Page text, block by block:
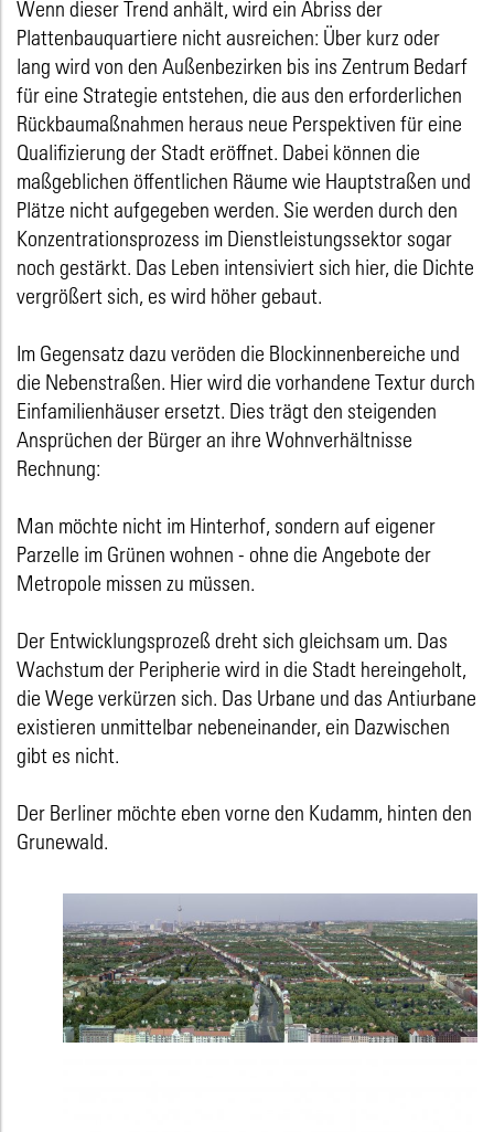
Wenn dieser Trend anhält, wird ein Abriss der
Plattenbauquartiere nicht ausreichen: Über kurz oder
lang wird von den Außenbezirken bis ins Zentrum Bedarf
für eine Strategie entstehen, die aus den erforderlichen
Rückbaumaßnahmen heraus neue Perspektiven für eine
Qualifizierung der Stadt eröffnet. Dabei können die
maßgeblichen öffentlichen Räume wie Hauptstraßen und
Plätze nicht aufgegeben werden. Sie werden durch den
Konzentrationsprozess im Dienstleistungssektor sogar
noch gestärkt. Das Leben intensiviert sich hier, die Dichte
vergrößert sich, es wird höher gebaut.
Im Gegensatz dazu veröden die Blockinnenbereiche und
die Nebenstraßen. Hier wird die vorhandene Textur durch
Einfamilienhäuser ersetzt. Dies trägt den steigenden
Ansprüchen der Bürger an ihre Wohnverhältnisse
Rechnung:
Man möchte nicht im Hinterhof, sondern auf eigener
Parzelle im Grünen wohnen - ohne die Angebote der
Metropole missen zu müssen.
Der Entwicklungsprozeß dreht sich gleichsam um. Das
Wachstum der Peripherie wird in die Stadt hereingeholt,
die Wege verkürzen sich. Das Urbane und das Antiurbane
existieren unmittelbar nebeneinander, ein Dazwischen
gibt es nicht.
Der Berliner möchte eben vorne den Kudamm, hinten den
Grunewald.